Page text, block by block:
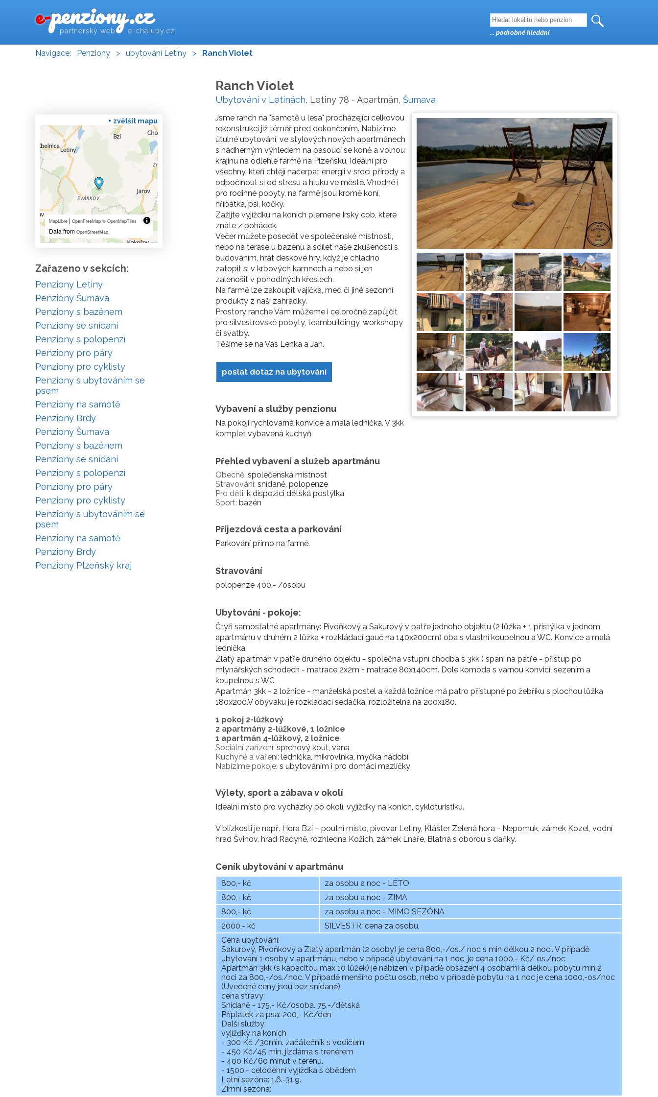
e-penziony.cz
partnerský web e-chalupy.cz
Navigace: Penziony > ubytování Letiny > Ranch Violet
Ranch Violet
Ubytování v Letinách, Letiny 78 - Apartmán, Šumava
Jsme ranch na "samotě u lesa" procházející celkovou
rekonstrukcí již téměř před dokončením. Nabízíme
útulné ubytování, ve stylových nových apartmánech
s nádherným výhledem na pasoucí se koně a volnou
krajinu na odlehlé farmě na Plzeňsku. Ideální pro
všechny, kteří chtějí načerpat energii v srdci přírody a
odpočinout si od stresu a hluku ve městě. Vhodné i
pro rodinné pobyty, na farmě jsou kromě koní,
hříbátka, psi, kočky.
Zažijte vyjíždku na koních plemene Irský cob, které
znáte z pohádek.
Večer můžete posedět ve společenské místnosti,
nebo na terase u bazénu a sdílet naše zkušenosti s
budováním, hrát deskové hry, když je chladno
zatopit si v krbových kamnech a nebo si jen
zalenošit v pohodlných křeslech.
Na farmě lze zakoupit vajíčka, med či jiné sezonní
produkty z naší zahrádky.
Prostory ranche Vám můžeme i celoročně zapůjčit
pro silvestrovské pobyty, teambuildingy, workshopy
či svatby.
Těšíme se na Vás Lenka a Jan.
poslat dotaz na ubytování
Vybavení a služby penzionu
Na pokoji rychlovarná konvice a malá lednička. V 3kk
komplet vybavená kuchyň
Přehled vybavení a služeb apartmánu
Obecně: společenská místnost
Stravování: snídaně, polopenze
Pro děti: k dispozici dětská postýlka
Sport: bazén
Příjezdová cesta a parkování
Parkování přímo na farmě.
Stravování
polopenze 400,- /osobu
Ubytování - pokoje:
Čtyři samostatné apartmány: Pivoňkový a Sakurový v patře jednoho objektu (2 lůžka + 1 přistýlka v jednom
apartmánu v druhém 2 lůžka + rozkládací gauč na 140x200cm) oba s vlastní koupelnou a WC. Konvice a malá
lednička.
Zlatý apartmán v patře druhého objektu - společná vstupní chodba s 3kk ( spaní na patře - přístup po
mlynářských schodech - matrace 2x2m + matrace 80x140cm. Dole komoda s varnou konvicí, sezením a
koupelnou s WC
Apartmán 3kk - 2 ložnice - manželská postel a každá ložnice má patro přístupné po žebříku s plochou lůžka
180x200.V obýváku je rozkládací sedačka, rozložitelná na 200x180.
1 pokoj 2-lůžkový
2 apartmány 2-lůžkové, 1 ložnice
1 apartmán 4-lůžkový, 2 ložnice
Sociální zařízení: sprchový kout, vana
Kuchyně a vaření: lednička, mikrovlnka, myčka nádobí
Nabízíme pokoje: s ubytováním i pro domácí mazlíčky
Výlety, sport a zábava v okolí
Ideální místo pro vycházky po okolí, vyjížďky na koních, cykloturistiku.
V blízkosti je např. Hora Bzí – poutní místo, pivovar Letiny, Klášter Zelená hora - Nepomuk, zámek Kozel, vodní
hrad Švihov, hrad Radyně, rozhledna Kožich, zámek Lnáře, Blatná s oborou s daňky.
Ceník ubytování v apartmánu
800,- kč
za osobu a noc - LÉTO
800,- kč
za osobu a noc - ZIMA
800,- kč
za osobu a noc - MIMO SEZÓNA
2000,- kč
SILVESTR: cena za osobu,
Cena ubytování:
Sakurový, Pivoňkový a Zlatý apartmán (2 osoby) je cena 800,-/os./ noc s min délkou 2 noci. V případě
ubytování 1 osoby v apartmánu, nebo v případě ubytování na 1 noc, je cena 1000,- Kč/ os./noc
Apartmán 3kk (s kapacitou max 10 lůžek) je nabízen v případě obsazení 4 osobami a délkou pobytu min 2
noci za 800,-/os./noc. V případě menšího počtu osob, nebo v případě pobytu na 1 noc je cena 1000,-os/noc
(Uvedené ceny jsou bez snídaně)
cena stravy:
Snídaně - 175,- Kč/osoba. 75,-/dětská
Příplatek za psa: 200,- Kč/den
Další služby:
vyjížďky na koních
- 300 Kč /30min. začátečník s vodičem
- 450 Kč/45 min. jízdárna s trenérem
- 400 Kč/60 minut v terénu.
- 1500,- celodenní vyjížďka s obědem
Letní sezóna: 1.6.-31.9.
Zimní sezóna:
+ zvětšit mapu
MapLibre | OpenFreeMap © OpenMapTiles
Data from OpenStreetMap
Zařazeno v sekcích:
Penziony Letiny
Penziony Šumava
Penziony s bazénem
Penziony se snídaní
Penziony s polopenzí
Penziony pro páry
Penziony pro cyklisty
Penziony s ubytováním se
psem
Penziony na samotě
Penziony Brdy
Penziony Šumava
Penziony s bazénem
Penziony se snídaní
Penziony s polopenzí
Penziony pro páry
Penziony pro cyklisty
Penziony s ubytováním se
psem
Penziony na samotě
Penziony Brdy
Penziony Plzeňský kraj
... podrobné hledání